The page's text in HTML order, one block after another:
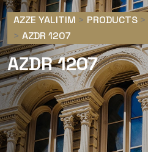
AZZE YALITIM > PRODUCTS >
> AZDR 1207
AZDR 1207